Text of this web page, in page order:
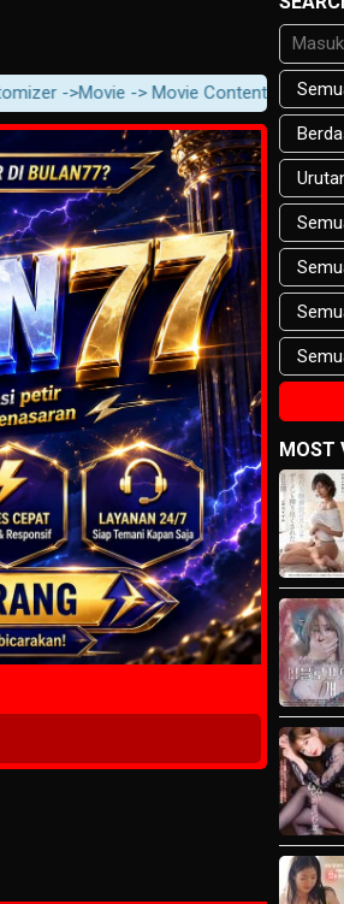
>Movie -> Movie Content -> Player
4 Wait Time
MOST